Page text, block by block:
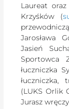
Laureat oraz
Krzyśków (
Jarosława
Jasień
Sportowca
łuczniczka
łuczniczka,
(LUKS Orlik
Jurasz